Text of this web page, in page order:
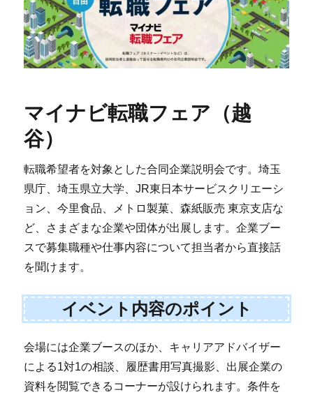
マイナビ転職フェア（越
谷）
転職希望者を対象とした合同企業説明会です。埼玉
県庁、埼玉県立大学、JR東日本サービスクリエーシ
ョン、今里食品、メトロ製菓、森紙販売 東京支店な
ど、さまざまな企業や団体が出展します。企業ブー
スで募集職種や仕事内容について担当者から直接話
を聞けます。
イベント内容のポイント
会場には企業ブースのほか、キャリアアドバイザー
による1対1の相談、履歴書用写真撮影、出展企業の
資料を閲覧できるコーナーが設けられます。条件を